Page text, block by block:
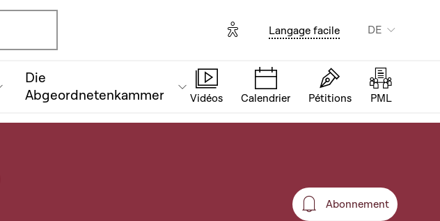
Options d'accessibilité
Langage facile DE
Die
Abgeordnetenkammer
Vidéos Calendrier Pétitions PML
Abonnement
Abonnement